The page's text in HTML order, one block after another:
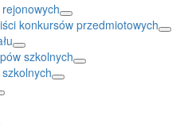
konkursów przedmiotowych
szkolnych